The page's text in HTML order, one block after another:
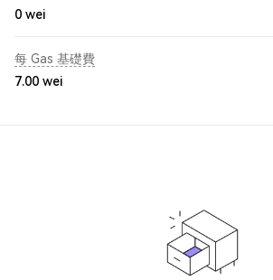
0 wei
每 Gas 基礎費
7.00 wei